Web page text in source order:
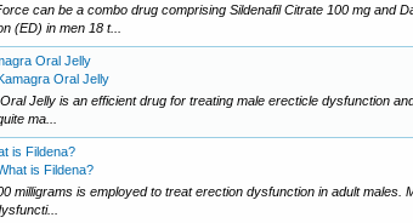
can be a combo drug comprising Sildenafil Citrate 100 mg and
(ED) in men 18 t...
Oral Jelly
Oral Jelly
Jelly is an efficient drug for treating male erecticle dysfunction
ma...
is Fildena?
is Fildena?
milligrams is employed to treat erection dysfunction in adult